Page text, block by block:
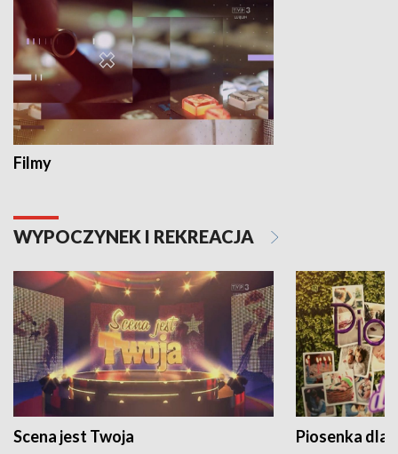
Filmy
WYPOCZYNEK I REKREACJA
Scena jest Twoja Piosenka dla